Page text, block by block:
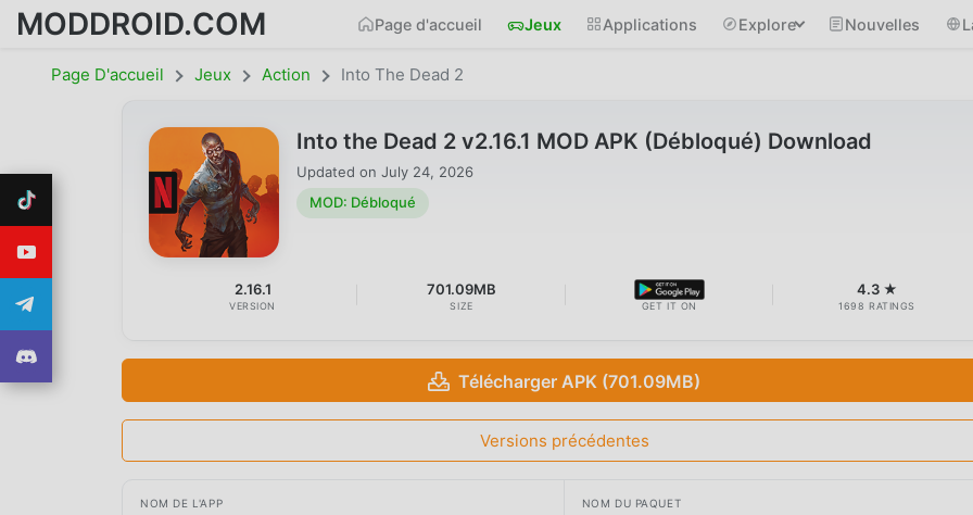
MODDROID.COM Page d'accueil Jeux Applications Explore Nouvelles
Page D'accueil Jeux Action Into The Dead 2
Into the Dead 2 v2.16.1 MOD APK (Débloqué) Download
Updated on July 24, 2026
MOD: Débloqué
2.16.1
VERSION
701.09MB
SIZE GET IT ON
4.3 ★
1698 RATINGS
Télécharger APK (701.09MB)
Versions précédentes
NOM DE L'APP NOM DU PAQUET